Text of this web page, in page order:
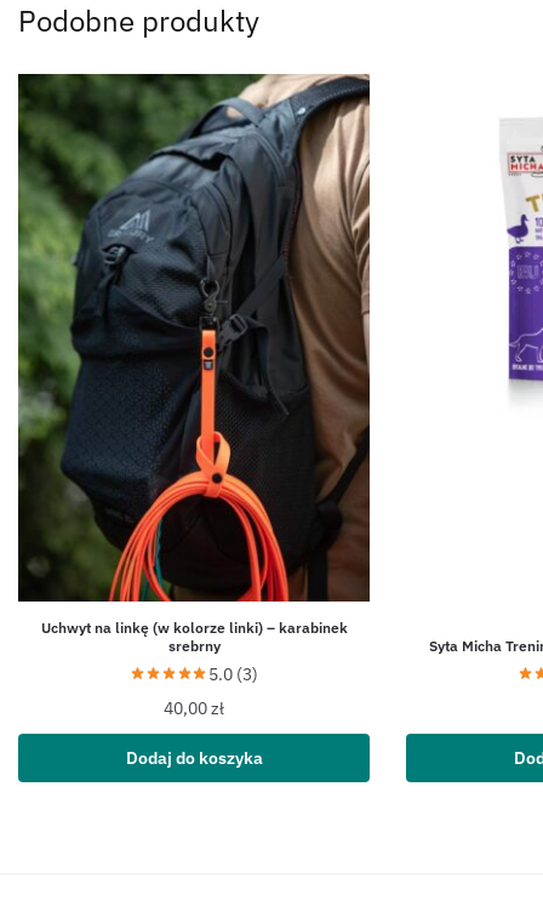
Podobne produkty
Uchwyt na linkę (w kolorze linki) – karabinek
srebrny
5.0 (3)
40,00zł
Dodaj do koszyka
Syta Micha